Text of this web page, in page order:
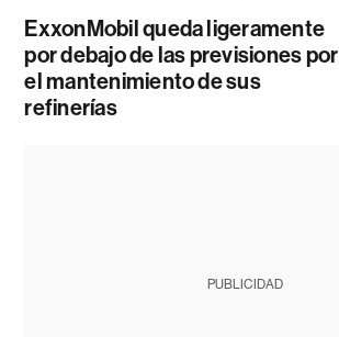
ExxonMobil queda ligeramente
por debajo de las previsiones por
el mantenimiento de sus
refinerías
PUBLICIDAD